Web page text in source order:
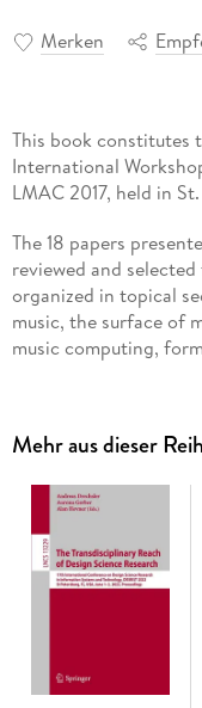
Merken
This book constitutes
International
LMAC 2017, held in
The 18 papers
reviewed and
organized in topical
music, the surface of
music computing,
Inhaltsverzeichnis
The universal
singing. - Language
Formalization of the
Mehr aus dieser